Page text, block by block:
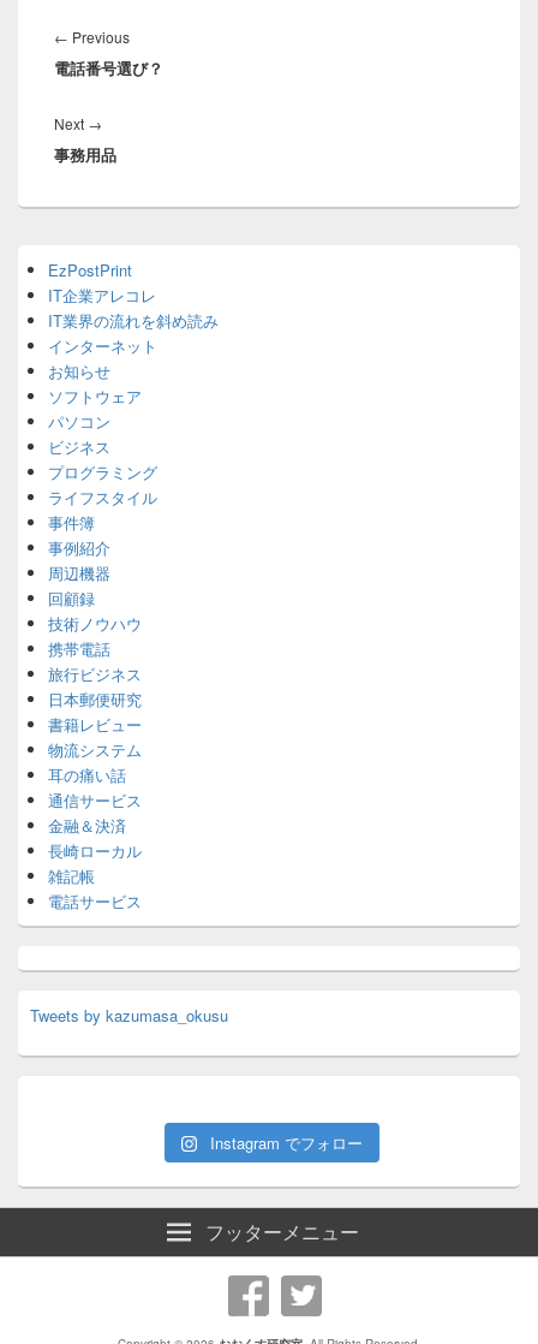
稿
ナ
ゲ
ー
シ
← PreviousPrevious
post:
電話番号選び？
Next →
post:
事務用品
Sidebar
Widget
Area
EzPostPrint
IT企業アレコレ
IT業界の流れを斜め読み
インターネット
お知らせ
ソフトウェア
パソコン
ビジネス
プログラミング
ライフスタイル
事件簿
事例紹介
周辺機器
回顧録
技術ノウハウ
携帯電話
旅行ビジネス
日本郵便研究
書籍レビュー
物流システム
耳の痛い話
通信サービス
金融＆決済
長崎ローカル
雑記帳
電話サービス
Tweets by kazumasa_okusu
Instagram でフォロー
フッターメニュー